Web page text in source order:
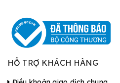
HỖ TRỢ KHÁCH HÀNG